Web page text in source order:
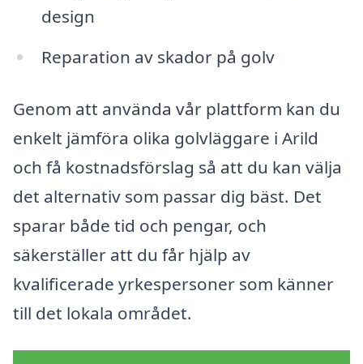
design
Reparation av skador på golv
Genom att använda vår plattform kan du
enkelt jämföra olika golvläggare i Arild
och få kostnadsförslag så att du kan välja
det alternativ som passar dig bäst. Det
sparar både tid och pengar, och
säkerställer att du får hjälp av
kvalificerade yrkespersoner som känner
till det lokala området.